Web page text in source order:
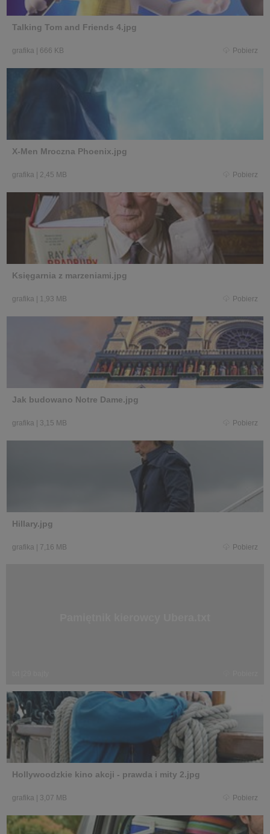
Talking Tom and Friends 4.jpg
grafika 666 KB Pobierz
X-Men Mroczna Phoenix.jpg
grafika 2,45 MB Pobierz
Księgarnia z marzeniami.jpg
grafika 1,93 MB Pobierz
Jak budowano Notre Dame.jpg
grafika 3,15 MB Pobierz
Hillary.jpg
grafika 7,16 MB Pobierz
Hollywoodzkie kino akcji - prawda i mity 2.jpg
grafika 3,07 MB Pobierz